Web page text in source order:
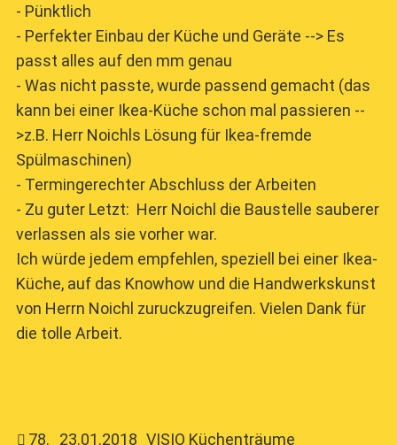
- Pünktlich
- Perfekter Einbau der Küche und Geräte --> Es
passt alles auf den mm genau
- Was nicht passte, wurde passend gemacht (das
kann bei einer Ikea-Küche schon mal passieren --
>z.B. Herr Noichls Lösung für Ikea-fremde
Spülmaschinen)
- Termingerechter Abschluss der Arbeiten
- Zu guter Letzt: Herr Noichl die Baustelle sauberer
verlassen als sie vorher war.
Ich würde jedem empfehlen, speziell bei einer Ikea-
Küche, auf das Knowhow und die Handwerkskunst
von Herrn Noichl zuruckzugreifen. Vielen Dank für
die tolle Arbeit.
78. 23.01.2018 VISIO Küchenträume